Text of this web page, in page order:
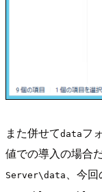
また併せてdataフ
値での導入の場合
Server\data 、今